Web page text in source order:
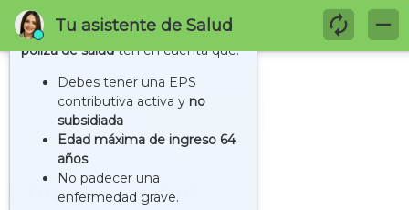
contenido
Etiqueta:salud